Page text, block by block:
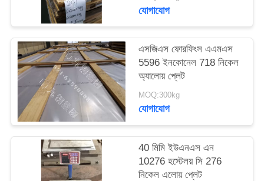
যোগাযোগ
এসজিএস ফোরফিংস এএমএস
5596 ইনকোনেল 718 নিকেল
অ্যালোয় প্লেট
MOQ:300kg
যোগাযোগ
40 মিমি ইউএনএস এন
10276 হস্টেলয় সি 276
নিকেল এলোয় প্লেট